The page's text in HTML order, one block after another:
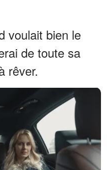
voulait bien le
de toute sa
rêver.